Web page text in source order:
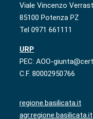
Viale Vincenzo
85100 Potenza PZ
Tel 0971 661111
URP
PEC: AOO-
C.F. 80002950766
regione.basilicata.it
agr.regione.basilicata.it